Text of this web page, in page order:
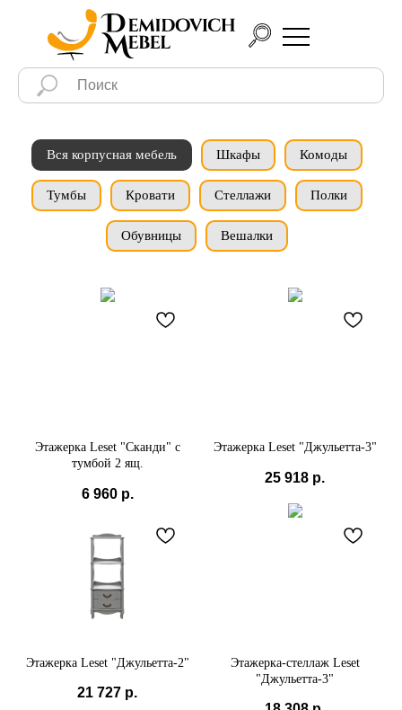
Вся корпусная мебель Шкафы Комоды
Тумбы Кровати Стеллажи Полки
Обувницы Вешалки
Этажерка Leset "Сканди" с
тумбой 2 ящ.
6 960 р.
Этажерка Leset "Джульетта-3"
25 918 р.
Этажерка Leset "Джульетта-2"
21 727 р.
Этажерка-стеллаж Leset
"Джульетта-3"